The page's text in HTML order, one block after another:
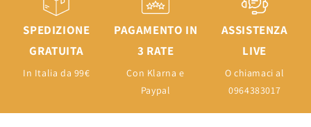
SPEDIZIONE
GRATUITA
In Italia da 99€
PAGAMENTO IN
3 RATE
Con Klarna e
Paypal
ASSISTENZA
LIVE
O chiamaci al
0964383017